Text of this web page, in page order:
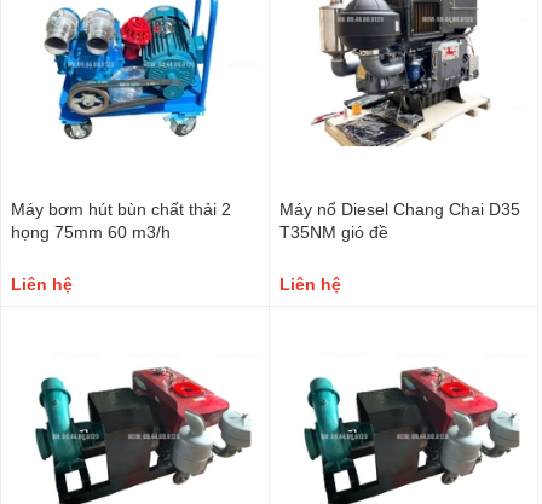
Máy bơm hút bùn chất thải 2
họng 75mm 60 m3/h
Liên hệ
Máy nổ Diesel Chang Chai D35
T35NM gió đề
Liên hệ